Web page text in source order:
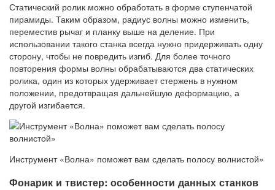
Статический ролик можно обработать в форме ступенчатой ​​
пирамиды. Таким образом, радиус волны можно изменить,
переместив рычаг и планку выше на деление. При
использовании такого станка всегда нужно придерживать одну
сторону, чтобы не повредить изгиб. Для более точного
повторения формы волны обрабатываются два статических
ролика, один из которых удерживает стержень в нужном
положении, предотвращая дальнейшую деформацию, а
другой изгибается.
Инструмент «Волна» поможет вам сделать полосу волнистой»
Фонарик и твистер: особенности данных станков